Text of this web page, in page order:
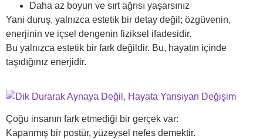
Daha az boyun ve sırt ağrısı yaşarsınız
Yani duruş, yalnızca estetik bir detay değil; özgüvenin,
enerjinin ve içsel dengenin fiziksel ifadesidir.
Bu yalnızca estetik bir fark değildir. Bu, hayatın içinde
taşıdığınız enerjidir.
Çoğu insanın fark etmediği bir gerçek var:
Kapanmış bir postür, yüzeysel nefes demektir.